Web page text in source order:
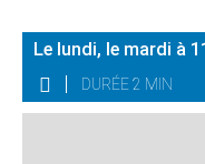
Le lundi, le mardi à
DURÉE 2 MIN